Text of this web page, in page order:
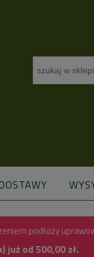
podłoży
już od 500,00 zł.